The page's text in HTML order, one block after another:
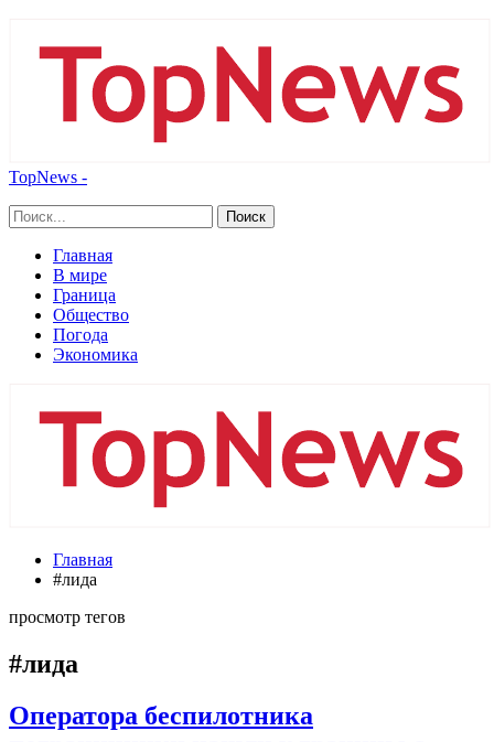
TopNews -
Главная
В мире
Граница
Общество
Погода
Экономика
Главная
#лида
просмотр тегов
#лида
Оператора беспилотника